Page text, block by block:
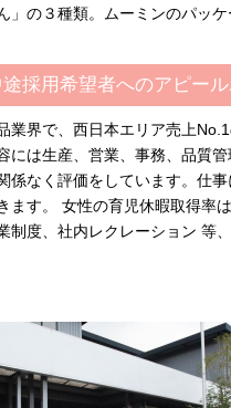
」の３種類。ムーミンのパッ
採用希望者へのアピール
業界で、西日本エリア売上
には生産、営業、事務、品質
係なく評価をしています。仕
ます。 女性の育児休暇取得率
制度、社内レクレーション 等